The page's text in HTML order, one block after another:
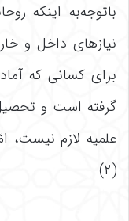
باتوجه‌به اینکه
نیازهای داخل و
برای کسانی که
گرفته است و
علمیه لازم
(۲)